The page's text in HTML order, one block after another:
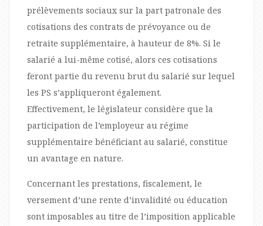
prélèvements sociaux sur la part patronale des
cotisations des contrats de prévoyance ou de
retraite supplémentaire, à hauteur de 8%. Si le
salarié a lui-même cotisé, alors ces cotisations
feront partie du revenu brut du salarié sur lequel
les PS s’appliqueront également.
Effectivement, le législateur considère que la
participation de l’employeur au régime
supplémentaire bénéficiant au salarié, constitue
un avantage en nature.
Concernant les prestations, fiscalement, le
versement d’une rente d’invalidité ou éducation
sont imposables au titre de l’imposition applicable